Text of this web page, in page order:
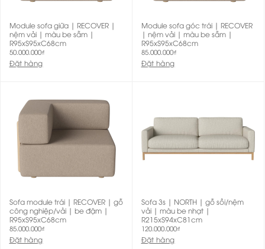
Module sofa giữa | RECOVER |
nệm vải | màu be sẫm |
R95xS95xC68cm
50.000.000₫
Đặt hàng
Module sofa góc trái | RECOVER
| nệm vải | màu be sẫm |
R95xS95xC68cm
85.000.000₫
Đặt hàng
Sofa module trái | RECOVER | gỗ
công nghiệp/vải | be đậm |
R95xS95xC68cm
85.000.000₫
Đặt hàng
Sofa 3s | NORTH | gỗ sồi/nệm
vải | màu be nhạt |
R215xS94xC81cm
120.000.000₫
Đặt hàng